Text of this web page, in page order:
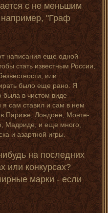
с не меньшим
"Граф
написания еще одной
стать известным России,
или
было еще рано. Я
была в чистом виде
я сам ставил и сам в нем
в Париже, Лондоне, Монте-
Мадриде, и еще много,
и азартной игры.
на последних
или конкурсах?
марки - если